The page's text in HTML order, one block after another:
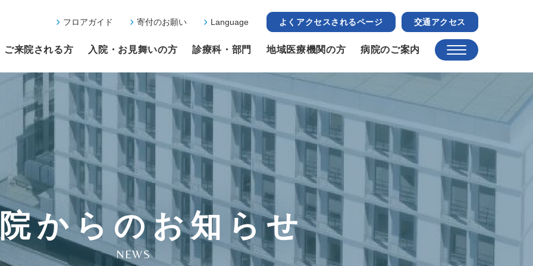
フロアガイド 寄付のお願い Language よくアクセスされるページ 交通アクセス
ご来院される方 入院・お見舞いの方 診療科・部門 地域医療機関の方 病院のご案内
からのお知らせ
NEWS